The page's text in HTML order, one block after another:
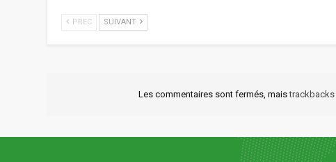
PREC SUIVANT
Les commentaires sont fermés, maistrackbacks